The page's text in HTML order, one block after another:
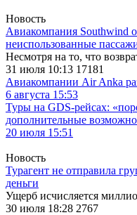
Новость
Авиакомпания Southwind
неиспользованные
Несмотря на то, что
31 июля 10:13 17181
Авиакомпании Air Anka
6 августа 15:53
Туры на GDS-рейсах:
дополнительные
20 июля 15:51
Новость
Турагент не отправила
деньги
Ущерб исчисляется
30 июля 18:28 2767